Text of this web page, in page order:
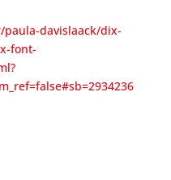
davislaack/dix-
font-